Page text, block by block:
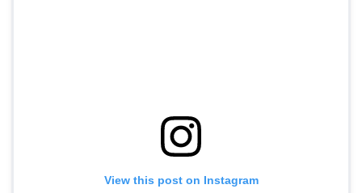
View this post on Instagram